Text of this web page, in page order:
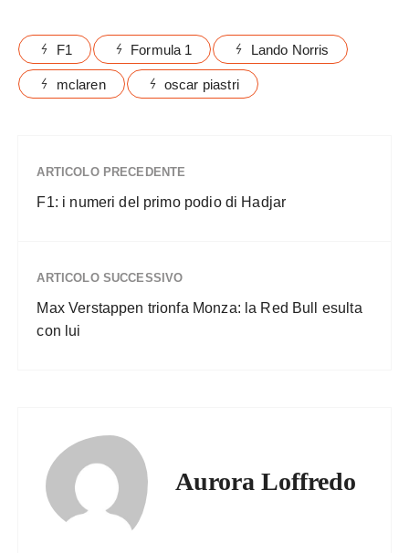
F1 Formula 1 Lando Norris
mclaren oscar piastri
ARTICOLO PRECEDENTE
F1: i numeri del primo podio di Hadjar
ARTICOLO SUCCESSIVO
Max Verstappen trionfa Monza: la Red Bull esulta
con lui
Aurora Loffredo